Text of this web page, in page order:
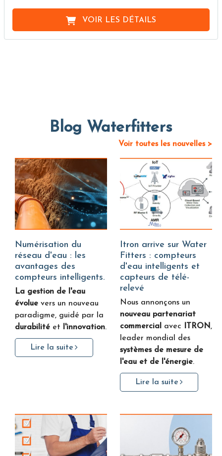
VOIR LES DÉTAILS
Blog Waterfitters
Voir toutes les nouvelles >
Numérisation du
réseau d'eau : les
avantages des
compteurs intelligents.
La gestion de l'eau
évolue vers un nouveau
paradigme, guidé par la
durabilité et l'innovation.
Lire la suite
Itron arrive sur Water
Fitters : compteurs
d'eau intelligents et
capteurs de télé-
relevé
Nous annonçons un
nouveau partenariat
commercial
avec ITRON,
leader mondial des
systèmes de mesure de
l'eau et de l'énergie.
Lire la suite